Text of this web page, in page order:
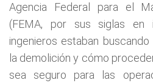
Agencia Federal para el
(FEMA, por sus siglas
ingenieros estaban
la demolición y cómo
sea seguro para las